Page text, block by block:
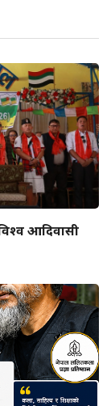
आदिवासी